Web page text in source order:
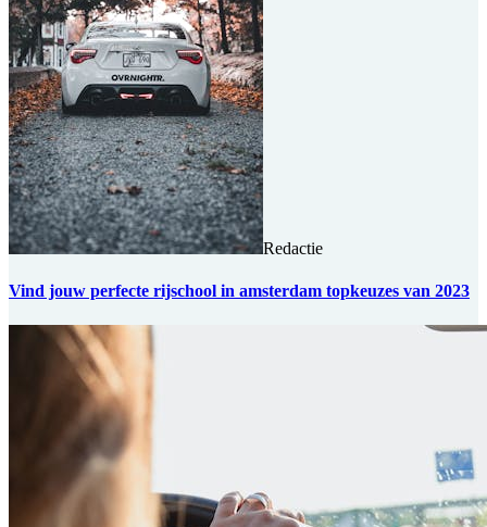
Redactie
Vind jouw perfecte rijschool in amsterdam topkeuzes van 2023